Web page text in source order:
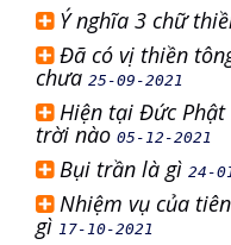
Ý nghĩa 3 chữ
Đã có vị thiền
chưa 25-09-2021
Hiện tại Đức Phật
trời nào 05-12-2021
Bụi trần là gì 24-
Nhiệm vụ của
gì 17-10-2021